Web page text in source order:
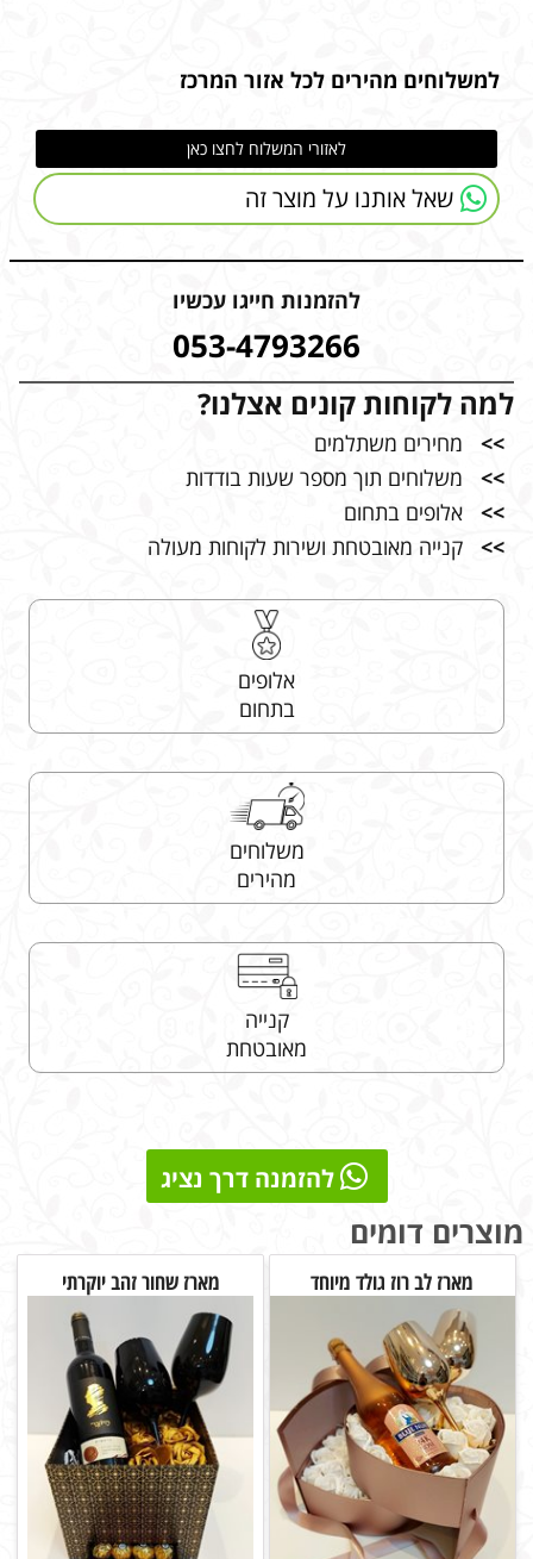
למשלוחים מהירים לכל אזור המרכז
לאזורי המשלוח לחצו כאן
שאל אותנו על מוצר זה
להזמנות חייגו עכשיו
053-4793266
למה לקוחות קונים אצלנו?
>>
מחירים משתלמים
>>
משלוחים תוך מספר שעות בודדות
>>
אלופים בתחום
>>
קנייה מאובטחת ושירות לקוחות מעולה
אלופים
בתחום
משלוחים
מהירים
קנייה
מאובטחת
להזמנה דרך נציג
מוצרים דומים
מארז לב רוז גולד מיוחד מארז שחור זהב יוקרתי